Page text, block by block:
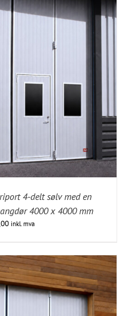
4-delt sølv med en
4000 x 4000 mm
inkl. mva